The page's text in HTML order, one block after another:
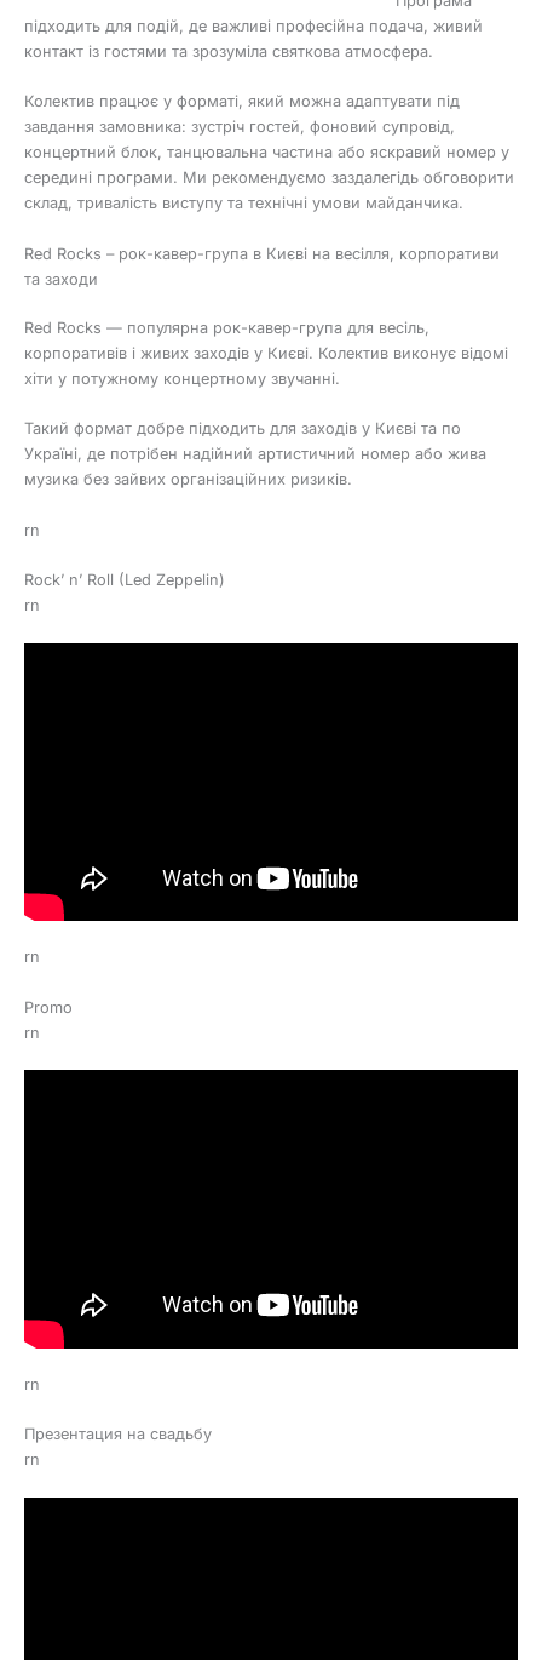
підходить для подій, де важливі професійна подача, живий
контакт із гостями та зрозуміла святкова атмосфера.
Колектив працює у форматі, який можна адаптувати під
завдання замовника: зустріч гостей, фоновий супровід,
концертний блок, танцювальна частина або яскравий номер у
середині програми. Ми рекомендуємо заздалегідь обговорити
склад, тривалість виступу та технічні умови майданчика.
Red Rocks – рок-кавер-група в Києві на весілля, корпоративи
та заходи
Red Rocks — популярна рок-кавер-група для весіль,
корпоративів і живих заходів у Києві. Колектив виконує відомі
хіти у потужному концертному звучанні.
Такий формат добре підходить для заходів у Києві та по
Україні, де потрібен надійний артистичний номер або жива
музика без зайвих організаційних ризиків.
rn
Rock’ n’ Roll (Led Zeppelin)
rn
rn
Promo
rn
rn
Презентация на свадьбу
rn